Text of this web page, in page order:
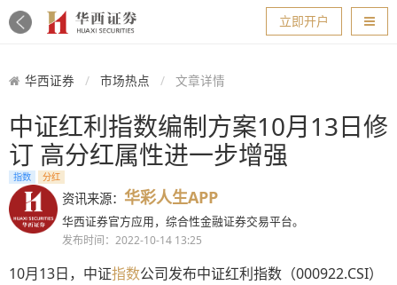
导航
立即开户
华西证券 市场热点 文章详情
中证红利指数编制方案10月13日修
订 高分红属性进一步增强
指数 分红
资讯来源： 华彩人生APP
华西证券官方应用，综合性金融证券交易平台。
发布时间：2022-10-14 13:25
10月13日，中证指数公司发布中证红利指数（000922.CSI）